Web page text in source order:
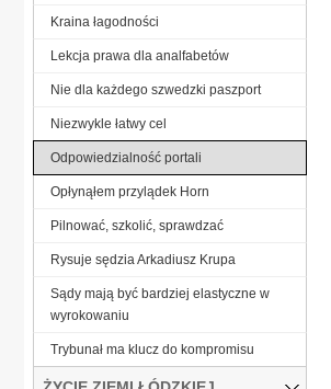
Kraina łagodności
Lekcja prawa dla analfabetów
Nie dla każdego szwedzki paszport
Niezwykle łatwy cel
Odpowiedzialność portali
Opłynąłem przylądek Horn
Pilnować, szkolić, sprawdzać
Rysuje sędzia Arkadiusz Krupa
Sądy mają być bardziej elastyczne w
wyrokowaniu
Trybunał ma klucz do kompromisu